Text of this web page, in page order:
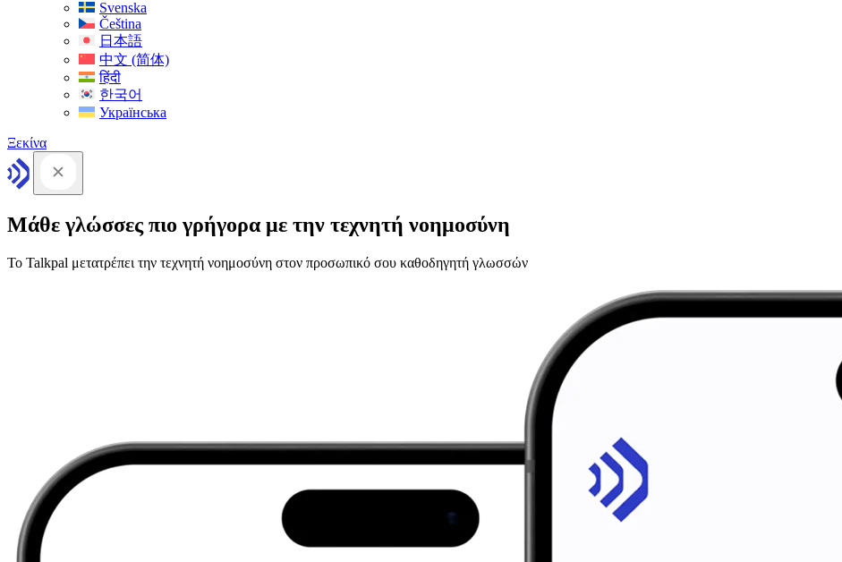
Svenska
Čeština
日本語
中文 (简体)
हिंदी
한국어
Українська
Ξεκίνα
Μάθε γλώσσες πιο γρήγορα με την τεχνητή νοημοσύνη
Το Talkpal μετατρέπει την τεχνητή νοημοσύνη στον προσωπικό σου καθοδηγητή γλωσσών